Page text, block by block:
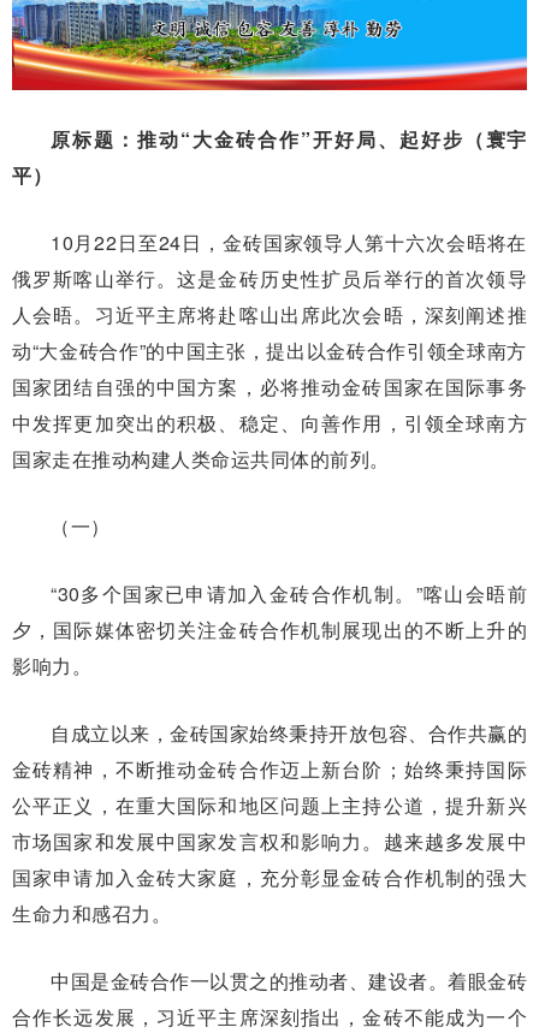
原标题：推动“大金砖合作”开好局、起好步（寰宇
平）
10月22日至24日，金砖国家领导人第十六次会晤将在
俄罗斯喀山举行。这是金砖历史性扩员后举行的首次领导
人会晤。习近平主席将赴喀山出席此次会晤，深刻阐述推
动“大金砖合作”的中国主张，提出以金砖合作引领全球南方
国家团结自强的中国方案，必将推动金砖国家在国际事务
中发挥更加突出的积极、稳定、向善作用，引领全球南方
国家走在推动构建人类命运共同体的前列。
（一）
“30多个国家已申请加入金砖合作机制。”喀山会晤前
夕，国际媒体密切关注金砖合作机制展现出的不断上升的
影响力。
自成立以来，金砖国家始终秉持开放包容、合作共赢的
金砖精神，不断推动金砖合作迈上新台阶；始终秉持国际
公平正义，在重大国际和地区问题上主持公道，提升新兴
市场国家和发展中国家发言权和影响力。越来越多发展中
国家申请加入金砖大家庭，充分彰显金砖合作机制的强大
生命力和感召力。
中国是金砖合作一以贯之的推动者、建设者。着眼金砖
合作长远发展，习近平主席深刻指出，金砖不能成为一个